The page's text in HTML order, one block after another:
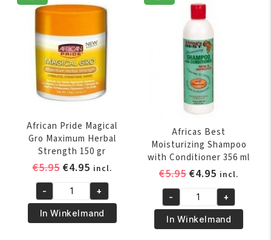
Deep
Shampoo
237
ml
aantal
aantal
African Pride Magical
Gro Maximum Herbal
Strength 150 gr
€5.95 Oorspronkelijke
was:
€5.95.
€4.95Huidige
prijs
is:
€4.95.
incl.
African
Pride
Magical
- +
In Winkelmand
Africas Best
Moisturizing Shampoo
with Conditioner 356 ml
€5.95
was:
€5.95.
€4.95 Huidige
prijs
is:
€4.95.
incl.
Africas
Best
Moisturizing
- +
In Winkelmand